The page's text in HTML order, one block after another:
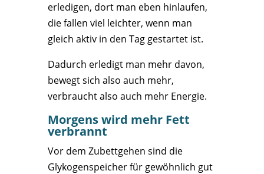
erledigen, dort man eben hinlaufen,
die fallen viel leichter, wenn man
gleich aktiv in den Tag gestartet ist.
Dadurch erledigt man mehr davon,
bewegt sich also auch mehr,
verbraucht also auch mehr Energie.
Morgens wird mehr Fett
verbrannt
Vor dem Zubettgehen sind die
Glykogenspeicher für gewöhnlich gut